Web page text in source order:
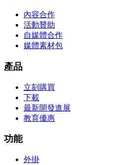
內容合作
活動贊助
自媒體合作
媒體素材包
產品
立刻購買
下載
最新開發進展
教育優惠
功能
外掛